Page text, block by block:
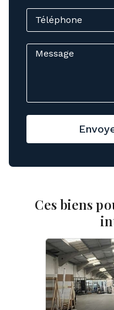
Ces biens